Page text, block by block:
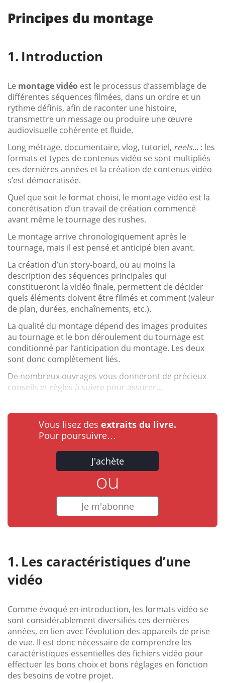
Principes du montage
Introduction
Le montage vidéo est le processus d’assemblage de
différentes séquences filmées, dans un ordre et un
rythme définis, afin de raconter une histoire,
transmettre un message ou produire une œuvre
audiovisuelle cohérente et fluide.
Long métrage, documentaire, vlog, tutoriel, reels... : les
formats et types de contenus vidéo se sont multipliés
ces dernières années et la création de contenus vidéo
s’est démocratisée.
Quel que soit le format choisi, le montage vidéo est la
concrétisation d’un travail de création commencé
avant même le tournage des rushes.
Le montage arrive chronologiquement après le
tournage, mais il est pensé et anticipé bien avant.
La création d’un story-board, ou au moins la
description des séquences principales qui
constitueront la vidéo finale, permettent de décider
quels éléments doivent être filmés et comment (valeur
de plan, durées, enchaînements, etc.).
La qualité du montage dépend des images produites
au tournage et le bon déroulement du tournage est
conditionné par l’anticipation du montage. Les deux
sont donc complètement liés.
De nombreux ouvrages vous donneront de précieux
conseils et règles à suivre pour assurer...
Vous lisez des extraits du livre.
Pour poursuivre…
J'achète
ou
Je m'abonne
Les caractéristiques d’une
vidéo
Comme évoqué en introduction, les formats vidéo se
sont considérablement diversifiés ces dernières
années, en lien avec l’évolution des appareils de prise
de vue. Il est donc nécessaire de comprendre les
caractéristiques essentielles des fichiers vidéo pour
effectuer les bons choix et bons réglages en fonction
des besoins de votre projet.